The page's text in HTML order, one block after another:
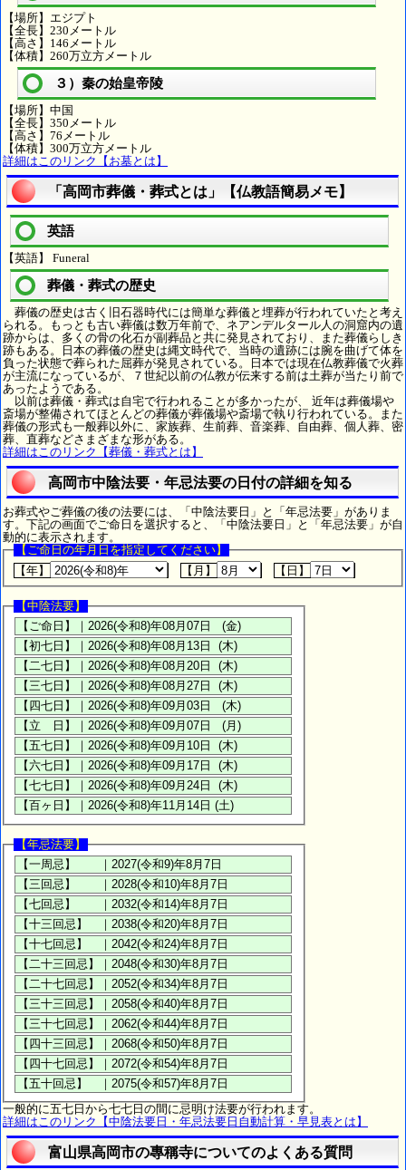
【場所】エジプト
【全長】230メートル
【高さ】146メートル
【体積】260万立方メートル
３）秦の始皇帝陵
【場所】中国
【全長】350メートル
【高さ】76メートル
【体積】300万立方メートル
詳細はこのリンク【お墓とは】
「高岡市葬儀・葬式とは」【仏教語簡易メモ】
英語
【英語】 Funeral
葬儀・葬式の歴史
葬儀の歴史は古く旧石器時代には簡単な葬儀と埋葬が行われていたと考え
られる。もっとも古い葬儀は数万年前で、ネアンデルタール人の洞窟内の遺
跡からは、多くの骨の化石が副葬品と共に発見されており、また葬儀らしき
跡もある。日本の葬儀の歴史は縄文時代で、当時の遺跡には腕を曲げて体を
負った状態で葬られた屈葬が発見されている。日本では現在仏教葬儀で火葬
が主流になっているが、７世紀以前の仏教が伝来する前は土葬が当たり前で
あったようである。
以前は葬儀・葬式は自宅で行われることが多かったが、 近年は葬儀場や
斎場が整備されてほとんどの葬儀が葬儀場や斎場で執り行われている。また
葬儀の形式も一般葬以外に、家族葬、生前葬、音楽葬、自由葬、個人葬、密
葬、直葬などさまざまな形がある。
詳細はこのリンク【葬儀・葬式とは】
高岡市中陰法要・年忌法要の日付の詳細を知る
お葬式やご葬儀の後の法要には、「中陰法要日」と「年忌法要」がありま
す。下記の画面でご命日を選択すると、「中陰法要日」と「年忌法要」が自
動的に表示されます。
【ご命日の年月日を指定してください】
【年】
【月】 【日】
【中陰法要】
【年忌法要】
一般的に五七日から七七日の間に忌明け法要が行われます。
詳細はこのリンク【中陰法要日・年忌法要日自動計算・早見表とは】
富山県高岡市の專稱寺についてのよくある質問